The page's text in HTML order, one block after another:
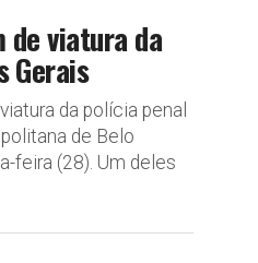
de viatura da
Gerais
da polícia penal
de Belo
feira (28). Um deles